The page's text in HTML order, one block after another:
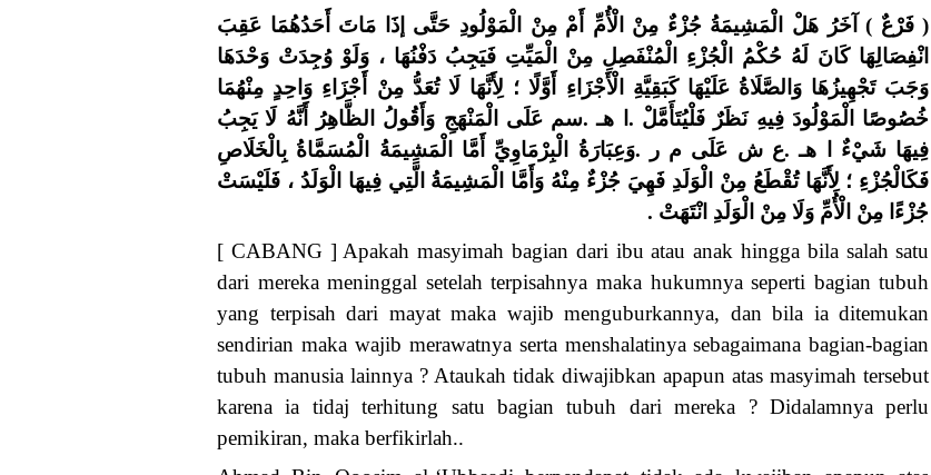
( فَرْعٌ ) آخَرُ هَلْ الْمَشِيمَةُ جُزْءٌ مِنْ الْأُمِّ أَمْ مِنْ الْمَوْلُودِ حَتَّى إذَا مَاتَ أَحَدُهُمَا عَقِبَ
انْفِصَالِهَا كَانَ لَهُ حُكْمُ الْجُزْءِ الْمُنْفَصِلِ مِنْ الْمَيِّتِ فَيَجِبُ دَفْنُهَا ، وَلَوْ وُجِدَتْ وَحْدَهَا
وَجَبَ تَجْهِيزُهَا وَالصَّلَاةُ عَلَيْهَا كَبَقِيَّةِ الْأَجْزَاءِ أَوَّلًا ؛ لِأَنَّهَا لَا تُعَدُّ مِنْ أَجْزَاءِ وَاحِدٍ مِنْهُمَا
خُصُوصًا الْمَوْلُودَ فِيهِ نَظَرٌ فَلْيُتَأَمَّلْ .ا هـ .سم عَلَى الْمَنْهَجِ وَأَقُولُ الظَّاهِرُ أَنَّهُ لَا يَجِبُ
فِيهَا شَيْءٌ ا هـ .ع ش عَلَى م ر .وَعِبَارَةُ الْبِرْمَاوِيِّ أَمَّا الْمَشِيمَةُ الْمُسَمَّاةُ بِالْخَلَاصِ
فَكَالْجُزْءِ ؛ لِأَنَّهَا تُقْطَعُ مِنْ الْوَلَدِ فَهِيَ جُزْءٌ مِنْهُ وَأَمَّا الْمَشِيمَةُ الَّتِي فِيهَا الْوَلَدُ ، فَلَيْسَتْ
جُزْءًا مِنْ الْأُمِّ وَلَا مِنْ الْوَلَدِ انْتَهَتْ .
[ CABANG ] Apakah masyimah bagian dari ibu atau anak hingga bila salah satu
dari mereka meninggal setelah terpisahnya maka hukumnya seperti bagian tubuh
yang terpisah dari mayat maka wajib menguburkannya, dan bila ia ditemukan
sendirian maka wajib merawatnya serta menshalatinya sebagaimana bagian-bagian
tubuh manusia lainnya ? Ataukah tidak diwajibkan apapun atas masyimah tersebut
karena ia tidaj terhitung satu bagian tubuh dari mereka ? Didalamnya perlu
pemikiran, maka berfikirlah..